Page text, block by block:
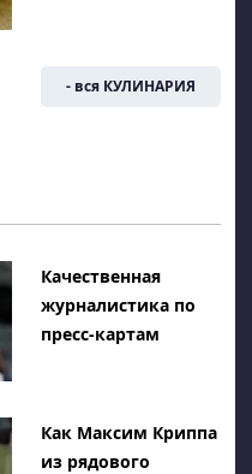
- вся КУЛИНАРИЯ
Качественная
журналистика по
пресс-картам
Как Максим Криппа
из рядового